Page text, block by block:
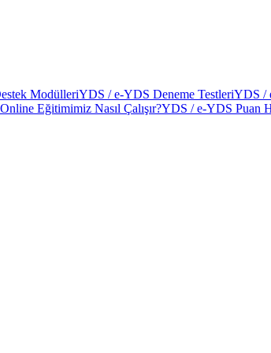
ModülleriYDS / e-YDS Deneme TestleriYDS /
Online Eğitimimiz Nasıl Çalışır?YDS / e-YDS Puan